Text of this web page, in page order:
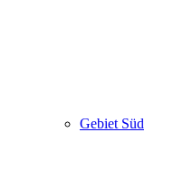
Gebiet Süd